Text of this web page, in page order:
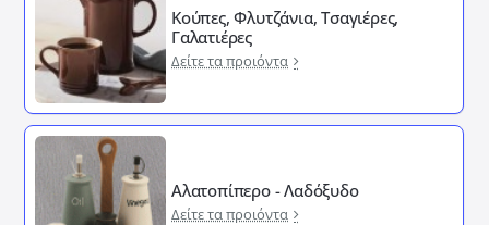
Κούπες, Φλυτζάνια, Τσαγιέρες,
Γαλατιέρες
Δείτε τα προιόντα
Αλατοπίπερο - Λαδόξυδο
Δείτε τα προιόντα